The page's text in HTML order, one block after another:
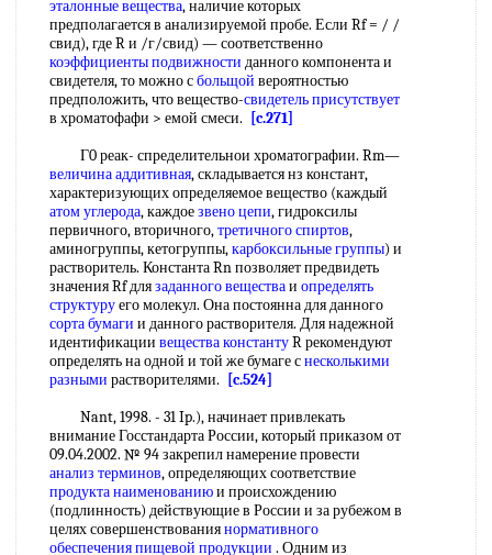
эталонные вещества, наличие которых
предполагается в анализируемой пробе. Если Rf = / /
свид), где R и /г/свид) — соответственно
коэффициенты подвижности данного компонента и
свидетеля, то можно сбольщой вероятностью
предположить, что вещество-свидетель присутствует
в хроматофафи > емой смеси.
[c.271]
Г0 реак- спределительнои хроматографии. Rm—
величина аддитивная, складывается нз констант,
характеризующих определяемое вещество (каждый
атом углерода, каждоезвено цепи, гидроксилы
первичного, вторичного,третичного спиртов,
аминогруппы, кетогруппы,карбоксильные группы) и
растворитель. Константа Rn позволяет предвидеть
значения Rf длязаданного веществаи определять
структуруего молекул. Она постоянна для данного
сорта бумаги и данного растворителя. Для надежной
идентификации вещества константуR рекомендуют
определять на одной и той же бумаге снесколькими
разными растворителями.
[c.524]
Nant, 1998. - 31 Ip.), начинает привлекать
внимание Госстандарта России, который приказом от
09.04.2002. № 94 закрепил намерение провести
анализ терминов, определяющих соответствие
продукта наименованиюи происхождению
(подлинность) действующие в России и за рубежом в
целях совершенствованиянормативного
обеспеченияпищевой продукции . Одним из